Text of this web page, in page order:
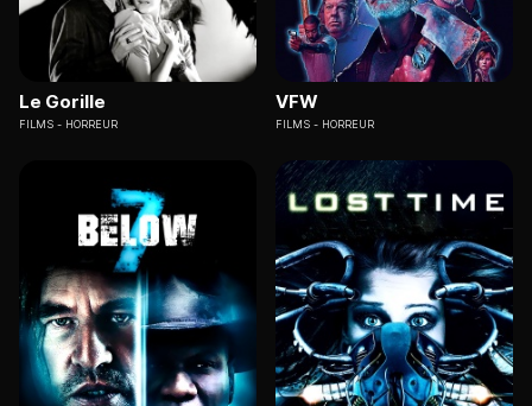
Le Gorille
FILMS HORREUR
VFW
FILMS HORREUR